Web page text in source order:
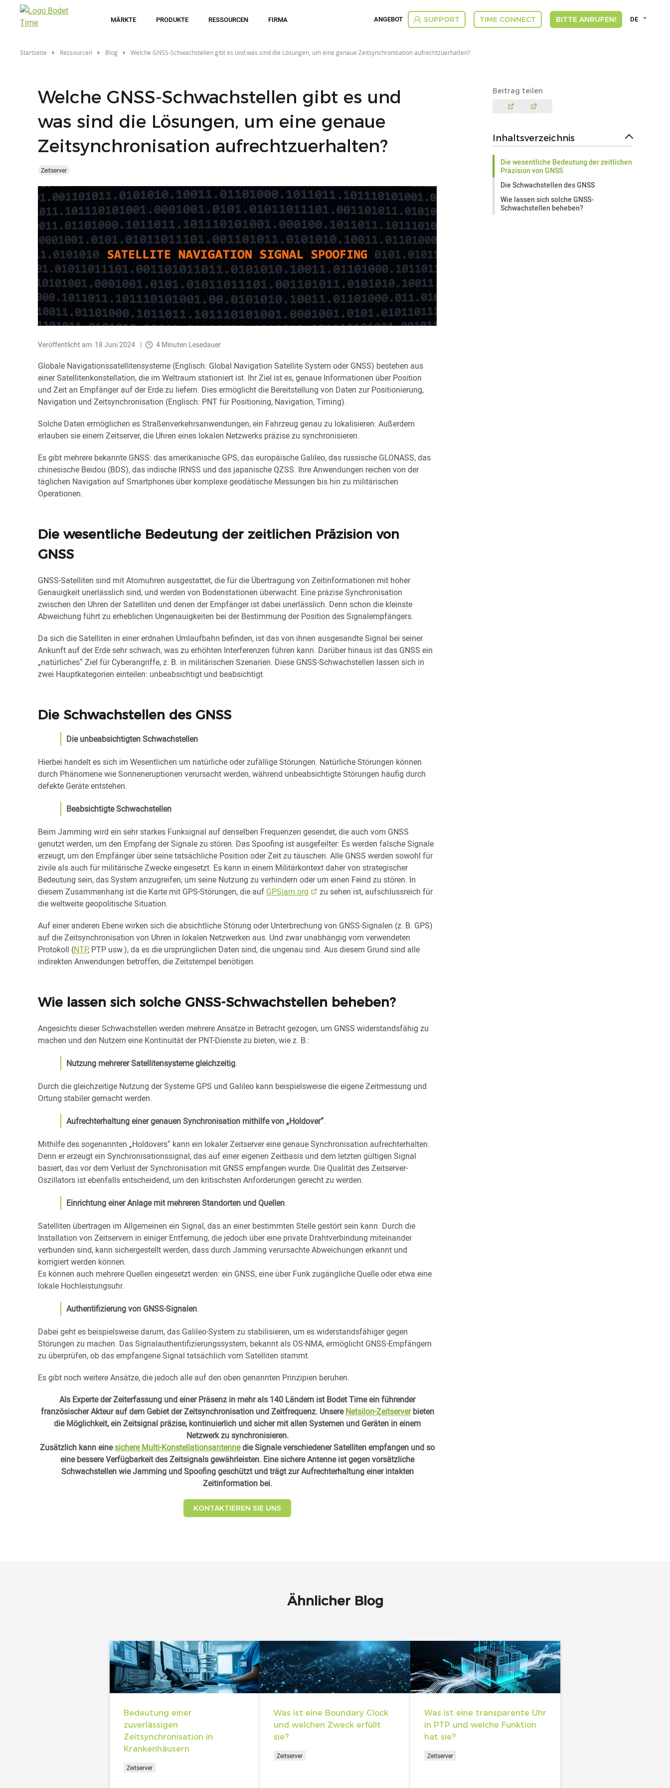
Direkt
MÄRKTE PRODUKTE RESSOURCEN FIRMA ANGEBOT SUPPORT TIME CONNECT BITTE ANRUFEN!
Language
DE
Startseite Ressourcen Blog Welche GNSS-Schwachstellen gibt es und was sind die Lösungen, um eine genaue Zeitsynchronisation aufrechtzuerhalten?
Welche GNSS-Schwachstellen gibt es und
was sind die Lösungen, um eine genaue
Zeitsynchronisation aufrechtzuerhalten?
Zeitserver
Veröffentlicht am: 18 Juni 2024 4 Minuten Lesedauer
Globale Navigationssatellitensysteme (Englisch: Global Navigation Satellite System oder GNSS) bestehen aus
einer Satellitenkonstellation, die im Weltraum stationiert ist. Ihr Ziel ist es, genaue Informationen über Position
und Zeit an Empfänger auf der Erde zu liefern. Dies ermöglicht die Bereitstellung von Daten zur Positionierung,
Navigation und Zeitsynchronisation (Englisch: PNT für Positioning, Navigation, Timing).
Solche Daten ermöglichen es Straßenverkehrsanwendungen, ein Fahrzeug genau zu lokalisieren. Außerdem
erlauben sie einem Zeitserver, die Uhren eines lokalen Netzwerks präzise zu synchronisieren.
Es gibt mehrere bekannte GNSS: das amerikanische GPS, das europäische Galileo, das russische GLONASS, das
chinesische Beidou (BDS), das indische IRNSS und das japanische QZSS. Ihre Anwendungen reichen von der
täglichen Navigation auf Smartphones über komplexe geodätische Messungen bis hin zu militärischen
Operationen.
Die wesentliche Bedeutung der zeitlichen Präzision von
GNSS
GNSS-Satelliten sind mit Atomuhren ausgestattet, die für die Übertragung von Zeitinformationen mit hoher
Genauigkeit unerlässlich sind, und werden von Bodenstationen überwacht. Eine präzise Synchronisation
zwischen den Uhren der Satelliten und denen der Empfänger ist dabei unerlässlich. Denn schon die kleinste
Abweichung führt zu erheblichen Ungenauigkeiten bei der Bestimmung der Position des Signalempfängers.
Da sich die Satelliten in einer erdnahen Umlaufbahn befinden, ist das von ihnen ausgesandte Signal bei seiner
Ankunft auf der Erde sehr schwach, was zu erhöhten Interferenzen führen kann. Darüber hinaus ist das GNSS ein
„natürliches“ Ziel für Cyberangriffe, z. B. in militärischen Szenarien. Diese GNSS-Schwachstellen lassen sich in
zwei Hauptkategorien einteilen: unbeabsichtigt und beabsichtigt.
Die Schwachstellen des GNSS
Die unbeabsichtigten Schwachstellen
Hierbei handelt es sich im Wesentlichen um natürliche oder zufällige Störungen. Natürliche Störungen können
durch Phänomene wie Sonneneruptionen verursacht werden, während unbeabsichtigte Störungen häufig durch
defekte Geräte entstehen.
Beabsichtigte Schwachstellen
Beim Jamming wird ein sehr starkes Funksignal auf denselben Frequenzen gesendet, die auch vom GNSS
genutzt werden, um den Empfang der Signale zu stören. Das Spoofing ist ausgefeilter: Es werden falsche Signale
erzeugt, um den Empfänger über seine tatsächliche Position oder Zeit zu täuschen. Alle GNSS werden sowohl für
zivile als auch für militärische Zwecke eingesetzt. Es kann in einem Militärkontext daher von strategischer
Bedeutung sein, das System anzugreifen, um seine Nutzung zu verhindern oder um einen Feind zu stören. In
diesem Zusammenhang ist die Karte mit GPS-Störungen, die auf GPSjam.org
zu sehen ist, aufschlussreich für
die weltweite geopolitische Situation.
Auf einer anderen Ebene wirken sich die absichtliche Störung oder Unterbrechung von GNSS-Signalen (z. B. GPS)
auf die Zeitsynchronisation von Uhren in lokalen Netzwerken aus. Und zwar unabhängig vom verwendeten
Protokoll (NTP, PTP usw.), da es die ursprünglichen Daten sind, die ungenau sind. Aus diesem Grund sind alle
indirekten Anwendungen betroffen, die Zeitstempel benötigen.
Wie lassen sich solche GNSS-Schwachstellen beheben?
Angesichts dieser Schwachstellen werden mehrere Ansätze in Betracht gezogen, um GNSS widerstandsfähig zu
machen und den Nutzern eine Kontinuität der PNT-Dienste zu bieten, wie z. B.:
Nutzung mehrerer Satellitensysteme gleichzeitig.
Durch die gleichzeitige Nutzung der Systeme GPS und Galileo kann beispielsweise die eigene Zeitmessung und
Ortung stabiler gemacht werden.
Aufrechterhaltung einer genauen Synchronisation mithilfe von „Holdover“.
Mithilfe des sogenannten „Holdovers“ kann ein lokaler Zeitserver eine genaue Synchronisation aufrechterhalten.
Denn er erzeugt ein Synchronisationssignal, das auf einer eigenen Zeitbasis und dem letzten gültigen Signal
basiert, das vor dem Verlust der Synchronisation mit GNSS empfangen wurde. Die Qualität des Zeitserver-
Oszillators ist ebenfalls entscheidend, um den kritischsten Anforderungen gerecht zu werden.
Einrichtung einer Anlage mit mehreren Standorten und Quellen.
Satelliten übertragen im Allgemeinen ein Signal, das an einer bestimmten Stelle gestört sein kann. Durch die
Installation von Zeitservern in einiger Entfernung, die jedoch über eine private Drahtverbindung miteinander
verbunden sind, kann sichergestellt werden, dass durch Jamming verursachte Abweichungen erkannt und
korrigiert werden können.
Es können auch mehrere Quellen eingesetzt werden: ein GNSS, eine über Funk zugängliche Quelle oder etwa eine
lokale Hochleistungsuhr.
Authentifizierung von GNSS-Signalen.
Dabei geht es beispielsweise darum, das Galileo-System zu stabilisieren, um es widerstandsfähiger gegen
Störungen zu machen. Das Signalauthentifizierungssystem, bekannt als OS-NMA, ermöglicht GNSS-Empfängern
zu überprüfen, ob das empfangene Signal tatsächlich vom Satelliten stammt.
Es gibt noch weitere Ansätze, die jedoch alle auf den oben genannten Prinzipien beruhen.
Als Experte der Zeiterfassung und einer Präsenz in mehr als 140 Ländern ist Bodet Time ein führender
französischer Akteur auf dem Gebiet der Zeitsynchronisation und Zeitfrequenz. UnsereNetsilon-Zeitserverbieten
die Möglichkeit, ein Zeitsignal präzise, kontinuierlich und sicher mit allen Systemen und Geräten in einem
Netzwerk zu synchronisieren.
Zusätzlich kann einesichere Multi-Konstellationsantennedie Signale verschiedener Satelliten empfangen und so
eine bessere Verfügbarkeit des Zeitsignals gewährleisten. Eine sichere Antenne ist gegen vorsätzliche
Schwachstellen wie Jamming und Spoofing geschützt und trägt zur Aufrechterhaltung einer intakten
Zeitinformation bei.
KONTAKTIEREN SIE UNS
Beitrag teilen
Inhaltsverzeichnis
Die wesentliche Bedeutung der zeitlichen
Präzision von GNSS
Die Schwachstellen des GNSS
Wie lassen sich solche GNSS-
Schwachstellen beheben?
Ähnlicher Blog
Bedeutung einer
zuverlässigen
Zeitsynchronisation in
Krankenhäusern
Zeitserver
Was ist eine Boundary Clock
und welchen Zweck erfüllt
sie?
Zeitserver
Was ist eine transparente Uhr
in PTP und welche Funktion
hat sie?
Zeitserver